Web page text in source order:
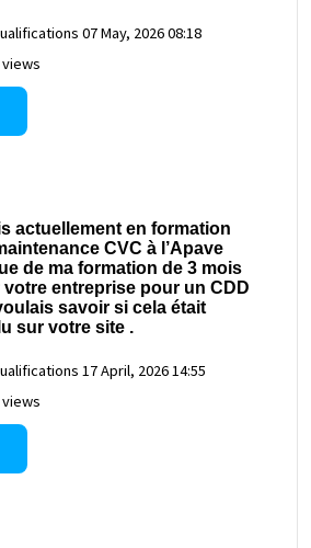
07 May, 2026 08:18
views
actuellement en formation
CVC à l’Apave
de ma formation de 3 mois
entreprise pour un CDD
savoir si cela était
sur votre site .
17 April, 2026 14:55
views